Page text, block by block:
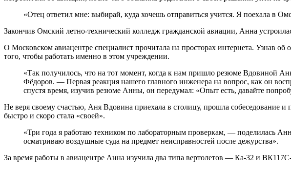
«Отец ответил мне: выбирай, куда хочешь отправиться учится. Я поехала в
Закончив Омский летно-технический колледж гражданской авиации, Анна
О Московском авиацентре специалист прочитала на просторах интернета. Узнав об
того, чтобы работать именно в этом учреждении.
«Так получилось, что на тот момент, когда к нам пришло резюме Вдовиной
Фёдоров. — Первая реакция нашего главного инженера на вопрос, как он
спустя время, изучив резюме Анны, он передумал: «Опыт есть, давайте
Не веря своему счастью, Аня Вдовина приехала в столицу, прошла собеседование
быстро и скоро стала «своей».
«Три года я работаю техником по лабораторным проверкам, — поделилась
осматриваю воздушные суда на предмет неисправностей после дежурства».
За время работы в авиацентре Анна изучила два типа вертолетов — Ка-32 и